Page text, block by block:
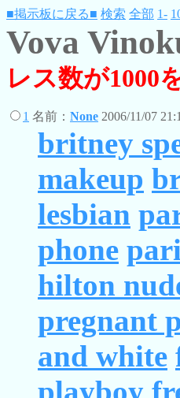
■掲示板に戻る■ 検索 全部 1-
Vova
レス数が1000
1 名前： None 2006/11/07
britney
makeup
lesbian
phone
hilton
pregnant
and white